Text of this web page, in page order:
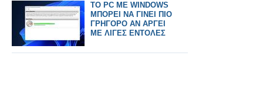
TO PC ME WINDOWS
ΜΠΟΡΕΙ ΝΑ ΓΙΝΕΙ ΠΙΟ
ΓΡΗΓΟΡΟ ΑΝ ΑΡΓΕΙ
ΜΕ ΛΙΓΕΣ ΕΝΤΟΛΕΣ